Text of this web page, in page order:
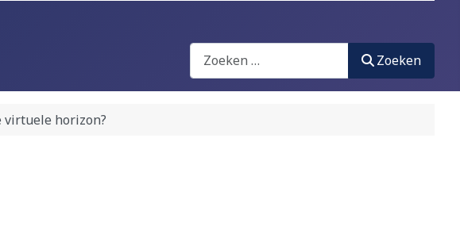
Zoeken
Zoeken
virtuele horizon?